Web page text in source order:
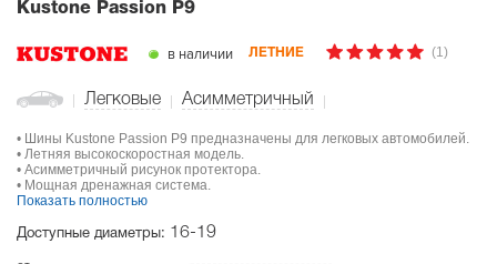
Kustone Passion P9
в наличии ЛЕТНИЕ (1)
Легковые Асимметричный
• Шины Kustone Passion P9 предназначены для легковых автомобилей.
• Летняя высокоскоростная модель.
• Асимметричный рисунок протектора.
• Мощная дренажная система.
Показать полностью
Доступные диаметры: 16-19